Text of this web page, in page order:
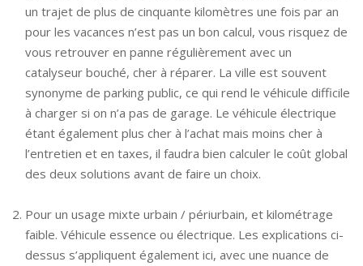
un trajet de plus de cinquante kilomètres une fois par an
pour les vacances n’est pas un bon calcul, vous risquez de
vous retrouver en panne régulièrement avec un
catalyseur bouché, cher à réparer. La ville est souvent
synonyme de parking public, ce qui rend le véhicule difficile
à charger si on n’a pas de garage. Le véhicule électrique
étant également plus cher à l’achat mais moins cher à
l’entretien et en taxes, il faudra bien calculer le coût global
des deux solutions avant de faire un choix.
Pour un usage mixte urbain / périurbain, et kilométrage
faible. Véhicule essence ou électrique. Les explications ci-
dessus s’appliquent également ici, avec une nuance de